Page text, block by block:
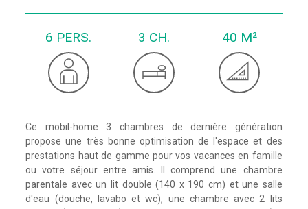
6 PERS. 3 CH. 40 M²
Ce mobil-home 3 chambres de dernière génération
propose une très bonne optimisation de l'espace et des
prestations haut de gamme pour vos vacances en famille
ou votre séjour entre amis. Il comprend une chambre
parentale avec un lit double (140 x 190 cm) et une salle
d'eau (douche, lavabo et wc), une chambre avec 2 lits